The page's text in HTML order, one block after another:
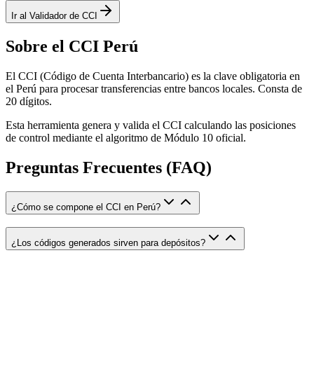
Ir al Validador de CCI
Sobre el CCI Perú
El CCI (Código de Cuenta Interbancario) es la clave obligatoria en
el Perú para procesar transferencias entre bancos locales. Consta de
20 dígitos.
Esta herramienta genera y valida el CCI calculando las posiciones
de control mediante el algoritmo de Módulo 10 oficial.
Preguntas Frecuentes (FAQ)
¿Cómo se compone el CCI en Perú?
¿Los códigos generados sirven para depósitos?